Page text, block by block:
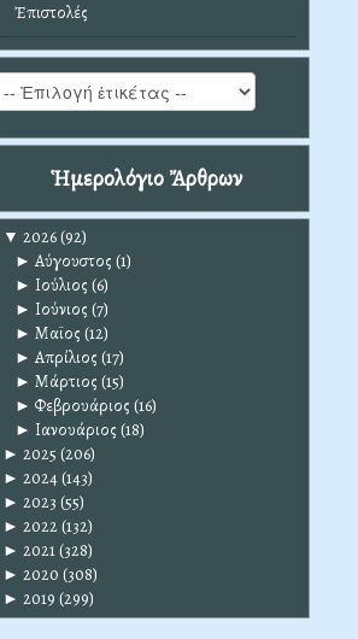
Ἐπιστολές
Ἡμερολόγιο Ἄρθρων
▼ 2026(92)
► Αύγουστος (1)
► Ιούλιος (6)
► Ιούνιος (7)
► Μαϊος (12)
► Απρίλιος (17)
► Μάρτιος (15)
► Φεβρουάριος (16)
► Ιανουάριος (18)
► 2025 (206)
► 2024(143)
► 2023 (55)
► 2022(132)
► 2021(328)
► 2020 (308)
► 2019 (299)